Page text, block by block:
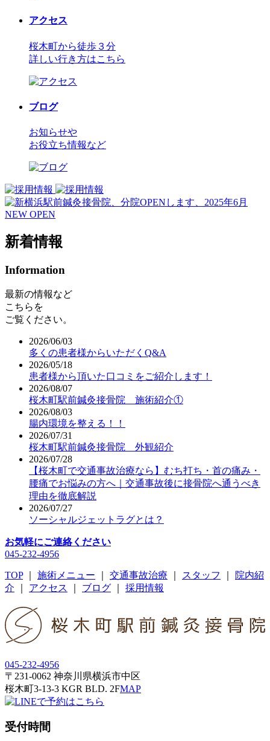
アクセス
桜木町から徒歩３分
詳しい行き方はこちら
ブログ
お知らせや
お役立ち情報など
新着情報
Information
最新の情報など
こちらを
ご覧ください。
2026/06/03
多くの患者様からいただくQ&A
2026/05/18
患者様から頂いた口コミをご紹介します！
2026/08/07
桜木町駅前鍼灸接骨院 施術紹介①
2026/08/03
腸内環境を整える！！
2026/07/31
桜木町駅前鍼灸接骨院 外観紹介
2026/07/28
【桜木町で交通事故治療なら】むち打ち・首の痛み・
腰痛でお悩みの方へ｜交通事故後に接骨院へ通うべき
理由を徹底解説
2026/07/27
ソーシャルジェットラグとは？
お気軽にご連絡ください
045-232-4956
TOP｜ 施術メニュー 交通事故治療 スタッフ
院内紹
介
アクセス ブログ 採用情報
045-232-4956
〒231-0062 神奈川県横浜市中区
桜木町3-13-3 KGR BLD. 2FMAP
受付時間